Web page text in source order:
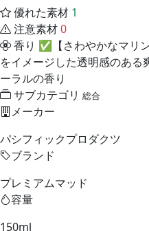
優れた素材 1
注意素材0
香り ✅【さわやかなマリ
をイメージした透明感のある
ーラルの香り
サブカテゴリ 総合
メーカー
パシフィックプロダクツ
ブランド
プレミアムマッド
容量
150ml